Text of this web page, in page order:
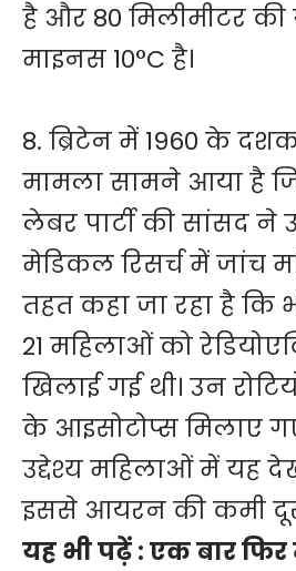
है और 80 मिलीमीटर की
माइनस 10°C है।
8. ब्रिटेन में 1960 के
मामला सामने आया है
लेबर पार्टी की सांसद
मेडिकल रिसर्च में जांच
तहत कहा जा रहा है कि
21 महिलाओं को
खिलाई गई थी। उन
के आइसोटोप्स मिलाए
उद्देश्य महिलाओं में यह
इससे आयरन की कमी दूर
यह भी पढ़ें :एक बार